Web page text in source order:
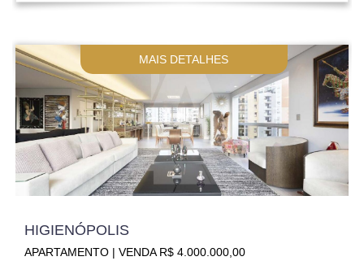
MAIS DETALHES
HIGIENÓPOLIS
APARTAMENTO | VENDA R$ 4.000.000,00